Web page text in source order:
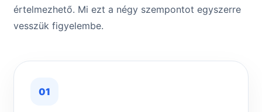
értelmezhető. Mi ezt a négy szempontot egyszerre
vesszük figyelembe.
01